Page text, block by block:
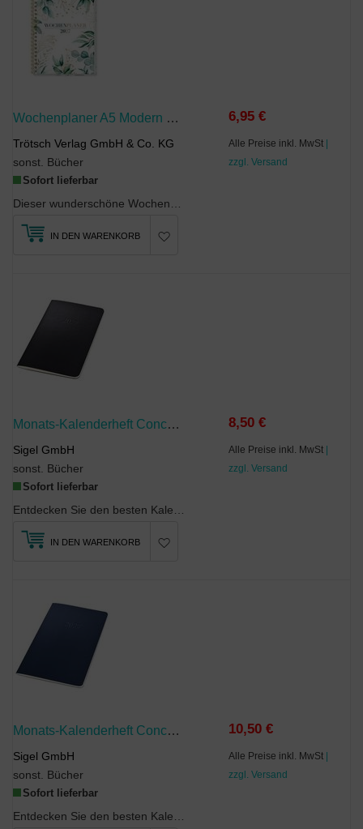
Wochenplaner A5 Modern 2027
Trötsch Verlag GmbH & Co. KG
sonst. Bücher
Sofort lieferbar
6,95 €
Alle Preise inkl. MwSt |
zzgl. Versand
IN DEN WARENKORB
Monats-Kalenderheft Conceptum 2027, Ca. A6, Schwarz
Sigel GmbH
sonst. Bücher
Sofort lieferbar
8,50 €
Alle Preise inkl. MwSt |
zzgl. Versand
IN DEN WARENKORB
Monats-Kalenderheft Conceptum 2027, Ca. A5, Dunkelblau
Sigel GmbH
sonst. Bücher
Sofort lieferbar
10,50 €
Alle Preise inkl. MwSt |
zzgl. Versand